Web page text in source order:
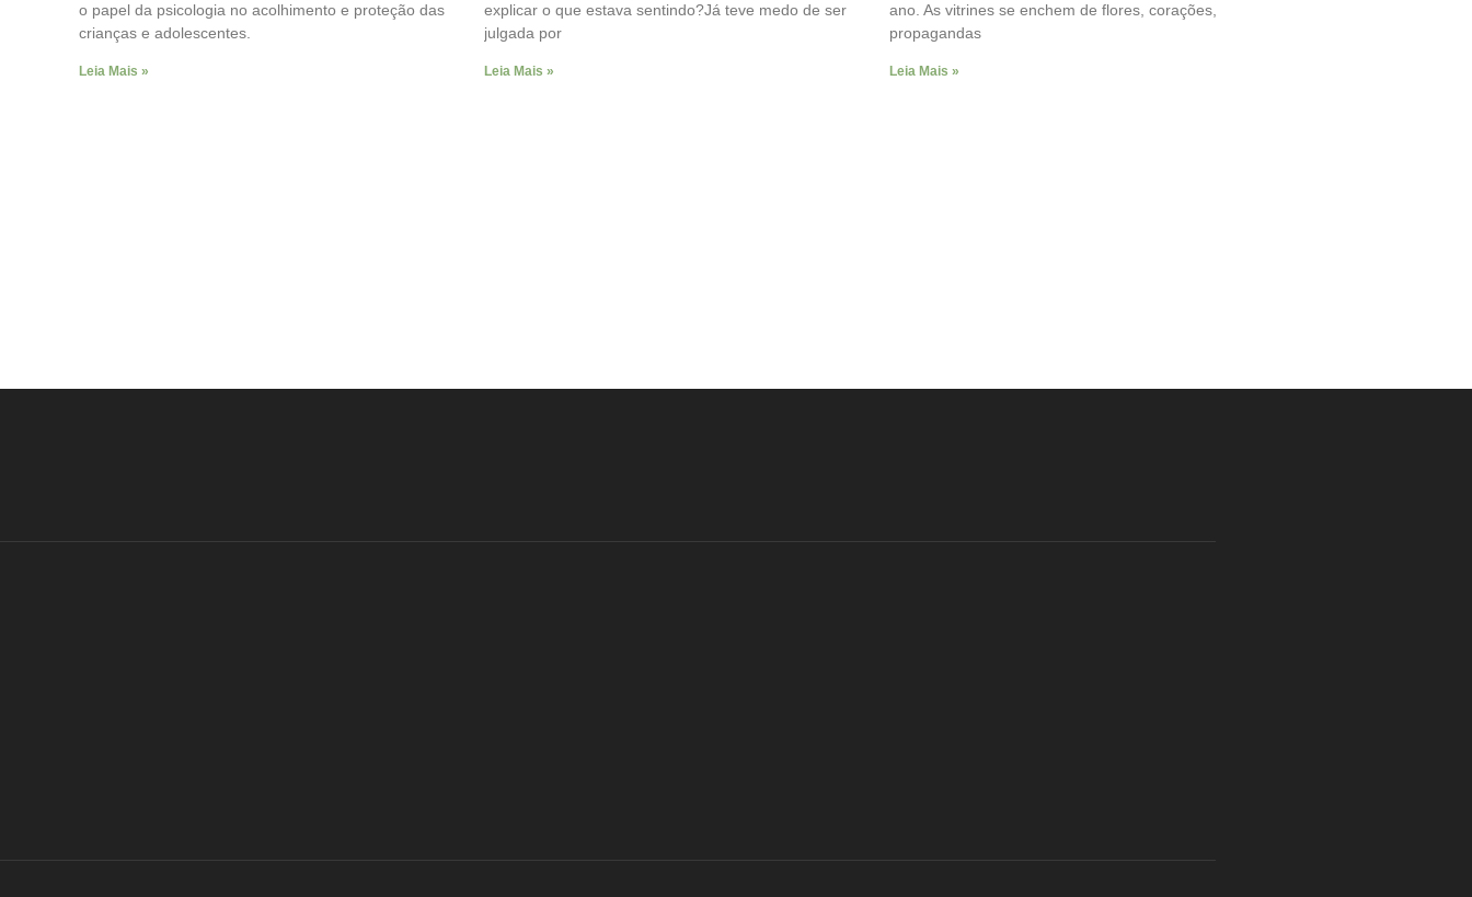
o papel da psicologia no acolhimento e proteção das
crianças e adolescentes.
Leia Mais »
explicar o que estava sentindo?Já teve medo de ser
julgada por
Leia Mais »
ano. As vitrines se enchem de flores, corações,
propagandas
Leia Mais »